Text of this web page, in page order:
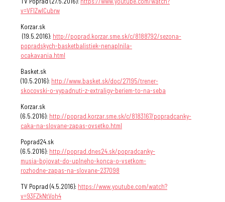
v=VFIZwlCubrw
Korzar.sk
(19.5.2016): http://poprad.korzar.sme.sk/c/8188792/sezona-
popradskych-basketbalistiek-nenaplnila-
ocakavania.html
Basket.sk
(10.5.2016): http://www.basket.sk/doc/27195/trener-
skocovski-o-vypadnuti-z-extraligy-beriem-to-na-seba
Korzar.sk
(6.5.2016): http://poprad.korzar.sme.sk/c/8183167/popradcanky-
caka-na-slovane-zapas-ovsetko.html
Poprad24.sk
(6.5.2016): http://poprad.dnes24.sk/popradcanky-
musia-bojovat-do-uplneho-konca-o-vsetkom-
rozhodne-zapas-na-slovane-237098
TV Poprad (4.5.2016): https://www.youtube.com/watch?
v=93FZkNtVoh4